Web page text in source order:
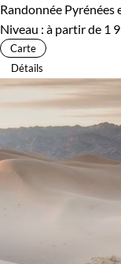
Environnement
Bord de mer et îles
Forêts, collines,
Randonnée Pyrénées
Niveau : à partir de 1
Carte
Détails